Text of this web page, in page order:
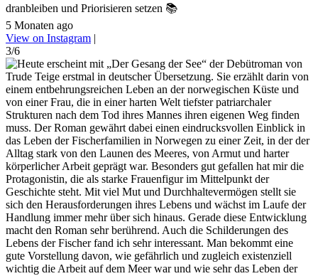
dranbleiben und Priorisieren setzen 📚
5 Monaten ago
View on Instagram |
3/6